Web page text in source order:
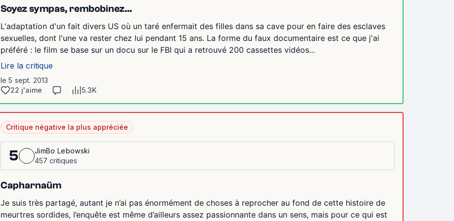
Soyez sympas, rembobinez...
L'adaptation d'un fait divers US où un taré enfermait des filles dans sa cave pour en faire des esclaves
sexuelles, dont l'une va rester chez lui pendant 15 ans. La forme du faux documentaire est ce que j'ai
préféré : le film se base sur un docu sur le FBI qui a retrouvé 200 cassettes vidéos...
Lire la critique
le 5 sept. 2013
22 j'aime
5.3K
Critique négative la plus appréciée
5
JimBo Lebowski
457 critiques
Capharnaüm
Je suis très partagé, autant je n’ai pas énormément de choses à reprocher au fond de cette histoire de
meurtres sordides, l’enquête est même d’ailleurs assez passionnante dans un sens, mais pour ce qui est